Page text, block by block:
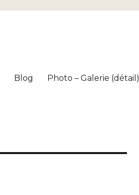
Blog Photo – Galerie (détail)